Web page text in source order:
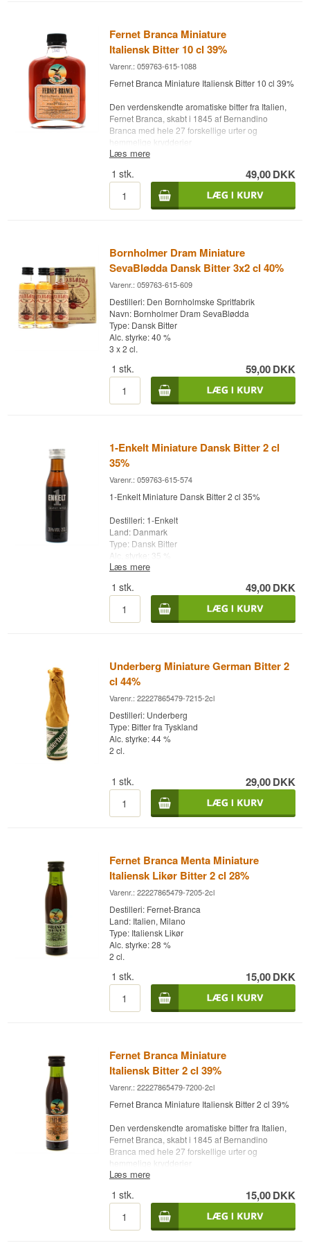
Type: Bitter med espressosmag fra Tyskland
12 x 2 cl
Andet: 2024 Edition
Fernet Branca Miniature
Italiensk Bitter 10 cl 39%
Varenr.: 059763-615-1088
Fernet Branca Miniature Italiensk Bitter 10 cl 39%
Den verdenskendte aromatiske bitter fra Italien,
Fernet Branca, skabt i 1845 af Bernandino
Branca med hele 27 forskellige urter og
hemmelige krydderier
Land: Italien, Milano
Type: Italiensk Bitter
Alc. styrke: 39 %
10 cl.
Læs mere
1 stk. 49,00DKK
Bornholmer Dram Miniature
SevaBlødda Dansk Bitter 3x2 cl 40%
Varenr.: 059763-615-609
Destilleri: Den Bornholmske Spritfabrik
Navn: Bornholmer Dram SevaBlødda
Type: Dansk Bitter
Alc. styrke: 40 %
3 x 2 cl.
1 stk. 59,00DKK
1-Enkelt Miniature Dansk Bitter 2 cl
35%
Varenr.: 059763-615-574
1-Enkelt Miniature Dansk Bitter 2 cl 35%
Destilleri: 1-Enkelt
Land: Danmark
Type: Dansk Bitter
Alc. styrke: 35 %
2 cl.
Læs mere
1 stk. 49,00DKK
Underberg Miniature German Bitter 2
cl 44%
Varenr.: 22227865479-7215-2cl
Destilleri: Underberg
Type: Bitter fra Tyskland
Alc. styrke: 44 %
2 cl.
1 stk. 29,00DKK
Fernet Branca Menta Miniature
Italiensk Likør Bitter 2 cl 28%
Varenr.: 22227865479-7205-2cl
Destilleri: Fernet-Branca
Land: Italien, Milano
Type: Italiensk Likør
Alc. styrke: 28 %
2 cl.
1 stk. 15,00DKK
Fernet Branca Miniature
Italiensk Bitter 2 cl 39%
Varenr.: 22227865479-7200-2cl
Fernet Branca Miniature Italiensk Bitter 2 cl 39%
Den verdenskendte aromatiske bitter fra Italien,
Fernet Branca, skabt i 1845 af Bernandino
Branca med hele 27 forskellige urter og
hemmelige krydderier
Land: Italien, Milano
Type: Italiensk Bitter
Alc. styrke: 39 %
2 cl.
Læs mere
1 stk. 15,00DKK